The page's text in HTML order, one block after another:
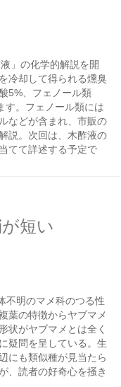
」の化学的解説を開
冷却して得られる燻臭
5%、フェノール類
す。フェノール類には
などが含まれ、市販の
説。次回は、木酢液の
てて詳述する予定で
短い
不明のマメ科のつる性
葉の特徴からヤブマメ
状がヤブマメとは全く
疑問を呈している。生
にも類似種が見当たら
、読者の好奇心を掻き